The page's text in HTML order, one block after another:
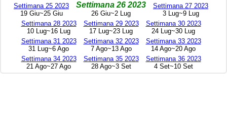
Settimana 25 2023
19 Giu~25 Giu
Settimana 26 2023
26 Giu~2 Lug
Settimana 27 2023
3 Lug~9 Lug
Settimana 28 2023
10 Lug~16 Lug
Settimana 29 2023
17 Lug~23 Lug
Settimana 30 2023
24 Lug~30 Lug
Settimana 31 2023
31 Lug~6 Ago
Settimana 32 2023
7 Ago~13 Ago
Settimana 33 2023
14 Ago~20 Ago
Settimana 34 2023
21 Ago~27 Ago
Settimana 35 2023
28 Ago~3 Set
Settimana 36 2023
4 Set~10 Set